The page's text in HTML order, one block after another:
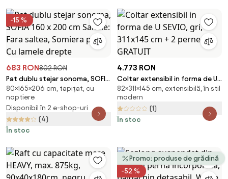
-15 %
683 RON802 RON
Pat dublu stejar sonoma, SOFIA
160 x 200 cm Saltele: Fara
saltea, Somiera pat: Cu lamele
drepte
80×165×206 cm, tapițat, cu
noptiere
Disponibil în 2 e-shop-uri
(4)
În stoc
4.773 RON
Coltar extensibil in forma de U
SEVIO, gri, 311x145 cm + 2 perne
GRATUIT
82×311×145 cm, extensibilă, în stil
modern
(1)
În stoc
Promo: produse de grădină
-52 %